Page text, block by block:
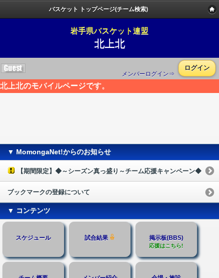
バスケット トップページ(チーム検索)
岩手県バスケット連盟
北上北
メンバーログイン⇒
ログイン
北上北のモバイルページです。
▼ MomongaNet!からのお知らせ
【期間限定】◆～シーズン真っ盛り～チーム応援キャンペーン◆
ブックマークの登録について
▼ コンテンツ
スケジュール 試合結果 掲示板(BBS)
応援はこちら!